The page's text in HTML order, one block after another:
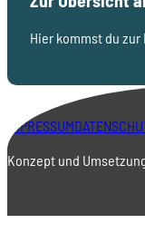
Hier kommst du
IMPRESSUM
Konzept und